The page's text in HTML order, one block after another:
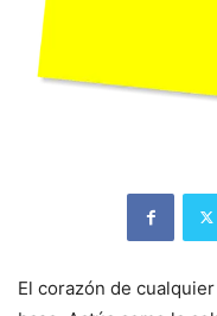
El corazón de